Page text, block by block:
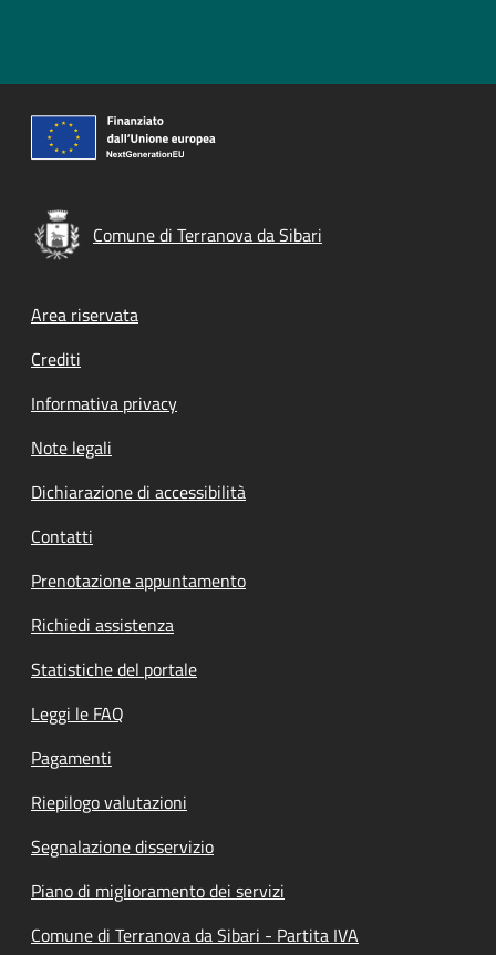
Comune di Terranova da Sibari
Footer menu
Area riservata
Crediti
Informativa privacy
Note legali
Dichiarazione di accessibilità
Contatti
Prenotazione appuntamento
Richiedi assistenza
Statistiche del portale
Leggi le FAQ
Pagamenti
Riepilogo valutazioni
Segnalazione disservizio
Piano di miglioramento dei servizi
Comune di Terranova da Sibari - Partita IVA